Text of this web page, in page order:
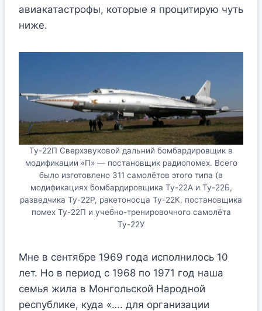
авиакатастрофы, которые я процитирую чуть
ниже.
Ту-22П Сверхзвуковой дальний бомбардировщик в
модификации «П» — постановщик радиопомех. Всего
было изготовлено 311 самолётов этого типа (в
модификациях бомбардировщика Ту-22А и Ту-22Б,
разведчика Ту-22Р, ракетоносца Ту-22К, постановщика
помех Ту-22П и учебно-тренировочного самолёта
Ту-22У
Мне в сентябре 1969 года исполнилось 10
лет. Но в период с 1968 по 1971 год наша
семья жила в Монгольской Народной
республике, куда «…. для организации